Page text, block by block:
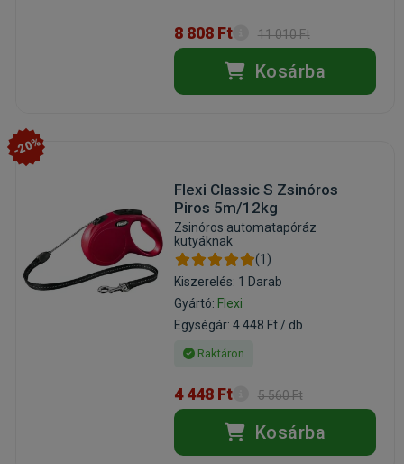
8 808 Ft 11 010 Ft
Kosárba
-20%
Flexi Classic S Zsinóros
Piros 5m/12kg
Zsinóros automatapóráz
kutyáknak
(1)
Kiszerelés: 1 Darab
Gyártó: Flexi
Egységár: 4 448 Ft / db
Raktáron
4 448 Ft 5 560 Ft
Kosárba